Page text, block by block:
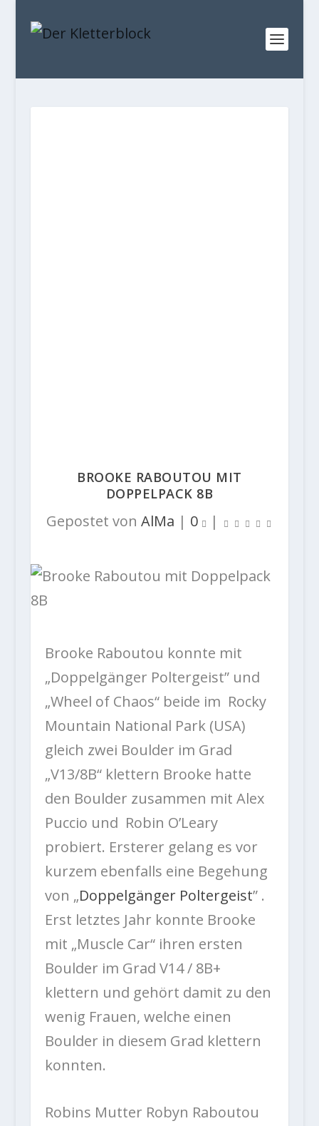
BROOKE RABOUTOU MIT
DOPPELPACK 8B
Gepostet vonAlMa | 0 |
Brooke Raboutou konnte mit
„Doppelgänger Poltergeist” und
„Wheel of Chaos“ beide im Rocky
Mountain National Park (USA)
gleich zwei Boulder im Grad
„V13/8B“ klettern Brooke hatte
den Boulder zusammen mit Alex
Puccio und Robin O’Leary
probiert. Ersterer gelang es vor
kurzem ebenfalls eine Begehung
von „Doppelgänger Poltergeist” .
Erst letztes Jahr konnte Brooke
mit „Muscle Car“ ihren ersten
Boulder im Grad V14 / 8B+
klettern und gehört damit zu den
wenig Frauen, welche einen
Boulder in diesem Grad klettern
konnten.
Robins Mutter Robyn Raboutou